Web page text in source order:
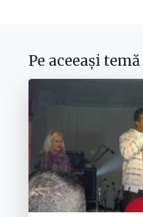
Pe aceeași temă